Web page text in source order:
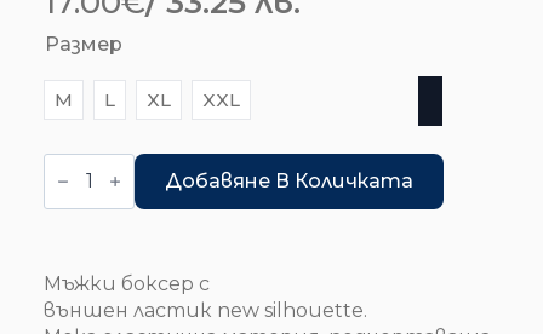
Размер
M L XL XXL
количество
за
Добавяне В Количката
Мъжки боксер с
външен ластик new silhouette.